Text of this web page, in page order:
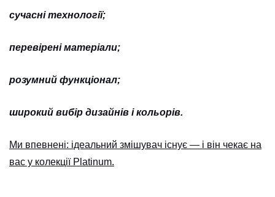
сучасні технології;
перевірені матеріали;
розумний функціонал;
широкий вибір дизайнів і кольорів.
Ми впевнені: ідеальний змішувач існує — і він чекає на
вас у колекції Platinum.